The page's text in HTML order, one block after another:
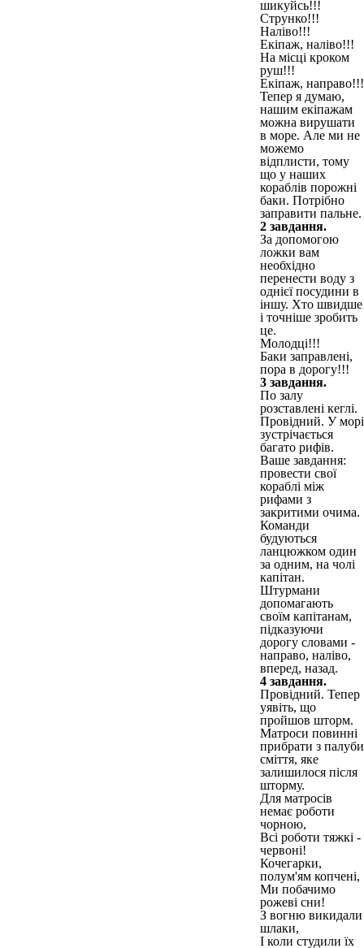
шикуйсь!!!
Струнко!!!
Наліво!!!
Екіпаж, наліво!!!
На місці кроком
руш!!!
Екіпаж, направо!!!
Тепер я думаю,
нашим екіпажам
можна вирушати
в море. Але ми не
можемо
відплисти, тому
що у наших
кораблів порожні
баки. Потрібно
заправити пальне.
2 завдання.
За допомогою
ложки вам
необхідно
перенести воду з
однієї посудини в
іншу. Хто швидше
і точніше зробить
це.
Молодці!!!
Баки заправлені,
пора в дорогу!!!
3 завдання.
По залу
розставлені кеглі.
Провідний. У морі
зустрічається
багато рифів.
Ваше завдання:
провести свої
кораблі між
рифами з
закритими очима.
Команди
будуються
ланцюжком один
за одним, на чолі
капітан.
Штурмани
допомагають
своїм капітанам,
підказуючи
дорогу словами -
направо, наліво,
вперед, назад.
4 завдання.
Провідний. Тепер
уявіть, що
пройшов шторм.
Матроси повинні
прибрати з палуби
сміття, яке
залишилося після
шторму.
Для матросів
немає роботи
чорною,
Всі роботи тяжкі -
червоні!
Кочегарки,
полум'ям копчені,
Ми побачимо
рожеві сни!
З вогню викидали
шлаки,
І коли студили їх